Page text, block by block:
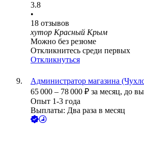
3.8
•
18 отзывов
хутор Красный Крым
Можно без резюме
Откликнитесь среди первых
Откликнуться
Администратор магазина
65 000 – 78 000 ₽ за месяц, до
Опыт 1-3 года
Выплаты: Два раза в месяц